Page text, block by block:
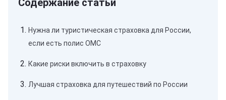
Нужна ли туристическая страховка для России,
если есть полис ОМС
Какие риски включить в страховку
Лучшая страховка для путешествий по России